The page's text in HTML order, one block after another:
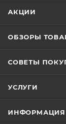
АКЦИИ
ОБЗОРЫ
СОВЕТЫ
УСЛУГИ
ИНФОРМАЦИЯ